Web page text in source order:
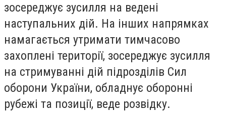
зосереджує зусилля на ведені
наступальних дій. На інших напрямках
намагається утримати тимчасово
захоплені території, зосереджує зусилля
на стримуванні дій підрозділів Сил
оборони України, обладнує оборонні
рубежі та позиції, веде розвідку.